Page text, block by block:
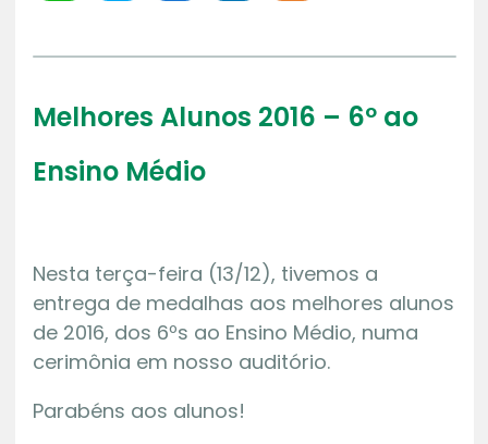
Melhores Alunos 2016 – 6º ao
Ensino Médio
Nesta terça-feira (13/12), tivemos a
entrega de medalhas aos melhores alunos
de 2016, dos 6ºs ao Ensino Médio, numa
cerimônia em nosso auditório.
Parabéns aos alunos!